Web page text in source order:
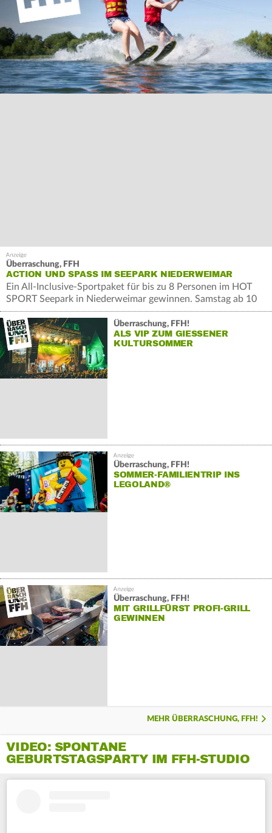
Überraschung, FFH
ACTION UND SPASS IM SEEPARK NIEDERWEIMAR
Ein All-Inclusive-Sportpaket für bis zu 8 Personen im HOT
SPORT Seepark in Niederweimar gewinnen. Samstag ab 10
Uhr.
Überraschung, FFH!
ALS VIP ZUM GIESSENER K
ULTURSOMMER
Überraschung, FFH!
SOMMER-FAMILIENTRIP INS
LEGOLAND®
Überraschung, FFH!
MIT GRILLFÜRST PROFI-GRILL
GEWINNEN
MEHR ÜBERRASCHUNG, FFH!
VIDEO: SPONTANE
GEBURTSTAGSPARTY IM FFH-STUDIO